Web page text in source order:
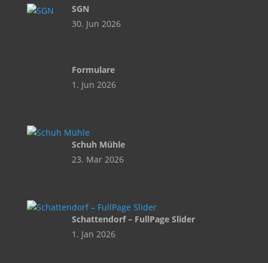
SGN
30. Jun 2026
Formulare
1. Jun 2026
Schuh Mühle
23. Mar 2026
Schattendorf – FullPage Slider
1. Jan 2026